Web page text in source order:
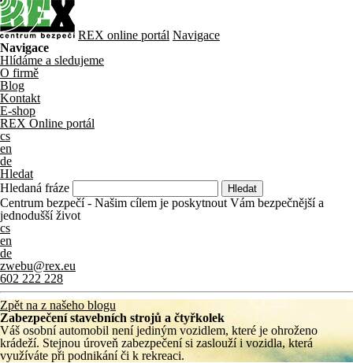
REX online portál Navigace
Navigace
Hlídáme a sledujeme
O firmě
Blog
Kontakt
E-shop
REX Online portál
cs
en
de
Hledat
Hledaná fráze
Centrum bezpečí - Našim cílem je poskytnout Vám bezpečnější a
jednodušší život
cs
en
de
zwebu@rex.eu
602 222 228
Zpět na z našeho blogu
Zabezpečení stavebních strojů a čtyřkolek
Váš osobní automobil není jediným vozidlem, které je ohroženo
krádeží. Stejnou úroveň zabezpečení si zaslouží i vozidla, která
využíváte při podnikání či k rekreaci.